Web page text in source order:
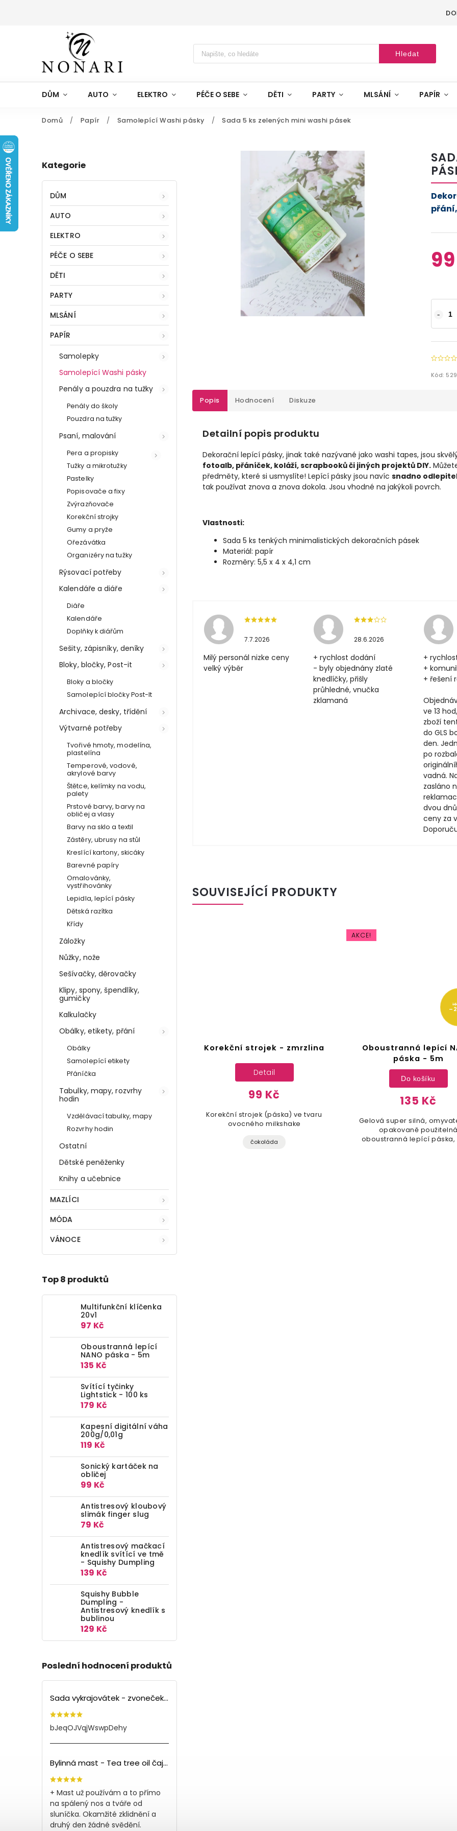
Hledat
DŮM AUTO ELEKTRO PÉČE O SEBE DĚTI PARTY MLSÁNÍ PAPÍR
Domů / Papír / Samolepící Washi pásky / Sada 5 ks zelených mini washi pásek
Kategorie
DŮM
AUTO
ELEKTRO
PÉČE O SEBE
DĚTI
PARTY
MLSÁNÍ
PAPÍR
Samolepky
Samolepící Washi pásky
Penály a pouzdra na tužky
Penály do školy
Pouzdra na tužky
Psaní, malování
Pera a propisky
Tužky a mikrotužky
Pastelky
Popisovače a fixy
Zvýrazňovače
Korekční strojky
Gumy a pryže
Ořezávátka
Organizéry na tužky
Rýsovací potřeby
Kalendáře a diáře
Diáře
Kalendáře
Doplňky k diářům
Sešity, zápisníky, deníky
Bloky, bločky, Post-it
Bloky a bločky
Samolepící bločky Post-It
Archivace, desky, třídění
Výtvarné potřeby
Tvořivé hmoty, modelína,
plastelína
Temperové, vodové,
akrylové barvy
Štětce, kelímky na vodu,
palety
Prstové barvy, barvy na
obličej a vlasy
Barvy na sklo a textil
Zástěry, ubrusy na stůl
Kreslící kartony, skicáky
Barevné papíry
Omalovánky,
vystřihovánky
Lepidla, lepící pásky
Dětská razítka
Křídy
Záložky
Nůžky, nože
Sešívačky, děrovačky
Klipy, spony, špendlíky,
gumičky
Kalkulačky
Obálky, etikety, přání
Obálky
Samolepící etikety
Přáníčka
Tabulky, mapy, rozvrhy
hodin
Vzdělávací tabulky, mapy
Rozvrhy hodin
Ostatní
Dětské peněženky
Knihy a učebnice
MAZLÍCI
MÓDA
VÁNOCE
Top 8 produktů
Multifunkční klíčenka
20v1
97 Kč
Oboustranná lepící
NANO páska - 5m
135 Kč
Svítící tyčinky
Lightstick - 100 ks
179 Kč
Kapesní digitální váha
200g/0,01g
119 Kč
Sonický kartáček na
obličej
99 Kč
Antistresový kloubový
slimák finger slug
79 Kč
Antistresový mačkací
knedlík svítící ve tmě
- Squishy Dumpling
139 Kč
Squishy Bubble
Dumpling -
Antistresový knedlík s
bublinou
129 Kč
Poslední hodnocení produktů
Sada vykrajovátek - zvoneček (3ks)
bJeqOJVqjWswpDehy
Bylinná mast - Tea tree oil čajovník (150ml)
+ Mast už používám a to přímo
na spálený nos a tváře od
sluníčka. Okamžité zklidnění a
druhý den žádné svědění.
Kód:
Popis Hodnocení Diskuze
Detailní popis produktu
Dekorační lepící pásky, jinak také nazývané jako washi tapes, jsou
fotoalb, přáníček, koláží, scrapbooků či jiných projektů DIY.
předměty, které si usmyslíte! Lepící pásky jsou navíc snadno
tak používat znova a znova dokola. Jsou vhodné na jakýkoli povrch.
Vlastnosti:
Sada 5 ks tenkých minimalistických dekoračních pásek
Materiál: papír
Rozměry: 5,5 x 4 x 4,1 cm
7.7.2026
Milý personál nizke ceny
velký výběr
28.6.2026
+ rychlost dodání
- byly objednány zlaté
knedlíčky, přišly
průhledné, vnučka
zklamaná
+
+
+ řešení
ve 13
zboží
do GLS
den.
po
vadná.
zasláno
dvou
ceny za
SOUVISEJÍCÍ PRODUKTY
Korekční strojek - zmrzlina
99 Kč
Korekční strojek (páska) ve tvaru
Oboustranná lepící NANO
135 Kč
Gelová super silná, omyvatelná a
oboustranná lepící páska, která
Zázračná čistící
houbička
8 Kč
Do košíku
Zázračná zbraň proti
každém koutě